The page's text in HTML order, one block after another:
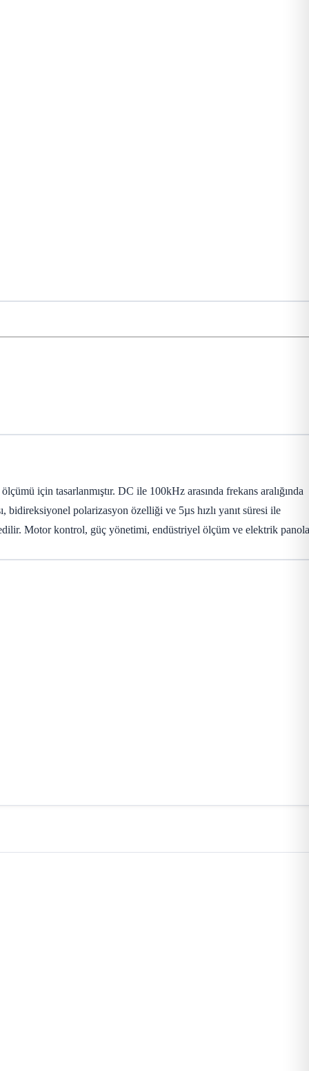
için tasarlanmıştır. DC ile 100kHz arasında frekans aralığında
bidireksiyonel polarizasyon özelliği ve 5µs hızlı yanıt süresi ile
Motor kontrol, güç yönetimi, endüstriyel ölçüm ve elektrik